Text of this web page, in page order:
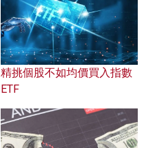
精挑個股不如均價買入指數
ETF